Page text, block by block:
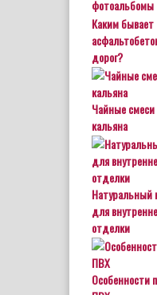
фотоальбомы
Каким бывает
дорог?
Чайные
кальяна
Натуральный
для
отделки
Особенности